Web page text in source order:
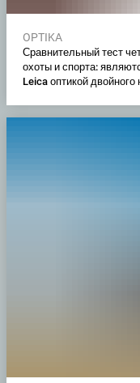
OPTIKA
Сравнительный тест
охоты и спорта:
Leica оптикой двойного